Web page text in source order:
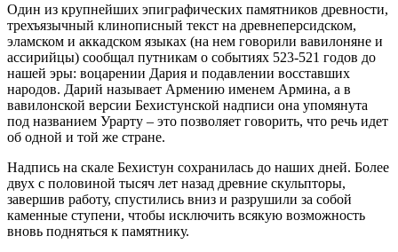
Один из крупнейших эпиграфических памятников древности,
трехъязычный клинописный текст на древнеперсидском,
эламском и аккадском языках (на нем говорили вавилоняне и
ассирийцы) сообщал путникам о событиях 523-521 годов до
нашей эры: воцарении Дария и подавлении восставших
народов. Дарий называет Армению именем Армина, а в
вавилонской версии Бехистунской надписи она упомянута
под названием Урарту – это позволяет говорить, что речь идет
об одной и той же стране.
Надпись на скале Бехистун сохранилась до наших дней. Более
двух с половиной тысяч лет назад древние скульпторы,
завершив работу, спустились вниз и разрушили за собой
каменные ступени, чтобы исключить всякую возможность
вновь подняться к памятнику.